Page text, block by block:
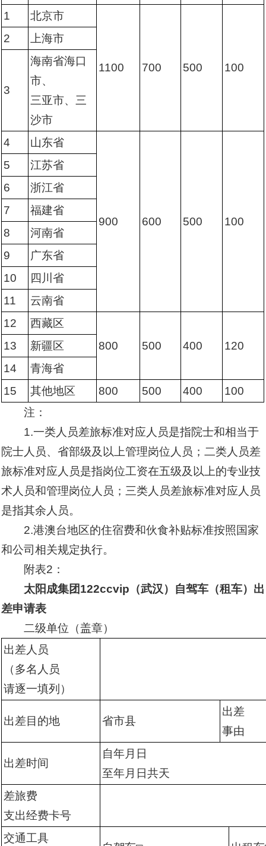
1
北京市
1100 700 500 100
2 上海市
3
海南省海口
市、
三亚市、三
沙市
4
山东省
900 600 500 100
5
江苏省
6
浙江省
7
福建省
8
河南省
9
广东省
10
四川省
11
云南省
12
西藏区
800
500 400 120
13
新疆区
14
青海省
15
其他地区 800 500 400
100
注：
1.一类人员差旅标准对应人员是指院士和相当于
院士人员、省部级及以上管理岗位人员；二类人员差
旅标准对应人员是指岗位工资在五级及以上的专业技
术人员和管理岗位人员；三类人员差旅标准对应人员
是指其余人员。
2.港澳台地区的住宿费和伙食补贴标准按照国家
和公司相关规定执行。
附表2：
太阳成集团122ccvip（武汉）自驾车（租车）出
差申请表
二级单位（盖章）
出差人员
（多名人员
请逐一填列）
出差目的地 省市县
出差
事由
出差时间
自年月日
至年月日共天
差旅费
支出经费卡号
交通工具